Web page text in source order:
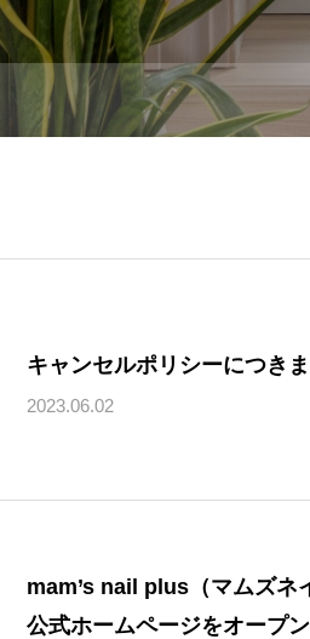
キャンセルポリシーにつき
2023.06.02
mam’s nail plus（マムズネ
公式ホームページをオープン